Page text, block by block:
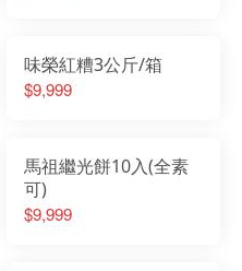
味榮紅糟3公斤/箱
$9,999
馬祖繼光餅10入(全素
可)
$9,999